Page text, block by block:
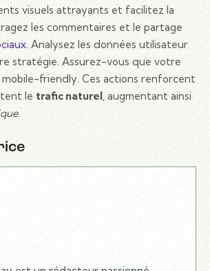
visuels attrayants et facilitez la
les commentaires et le partage
. Analysez les données utilisateur
stratégie. Assurez-vous que votre
friendly. Ces actions renforcent
le trafic naturel , augmentant ainsi